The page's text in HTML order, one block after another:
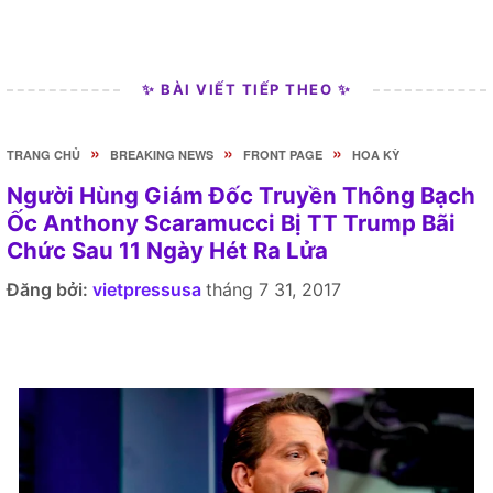
✨ BÀI VIẾT TIẾP THEO ✨
TRANG CHỦ » BREAKING NEWS » FRONT PAGE » HOA KỲ
Người Hùng Giám Đốc Truyền Thông Bạch
Ốc Anthony Scaramucci Bị TT Trump Bãi
Chức Sau 11 Ngày Hét Ra Lửa
Đăng bởi: vietpressusa tháng 7 31, 2017